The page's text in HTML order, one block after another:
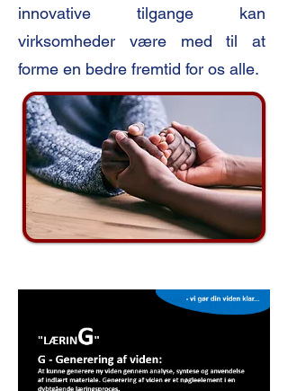
innovative tilgange kan
virksomheder være med til at
forme en bedre fremtid for os alle.